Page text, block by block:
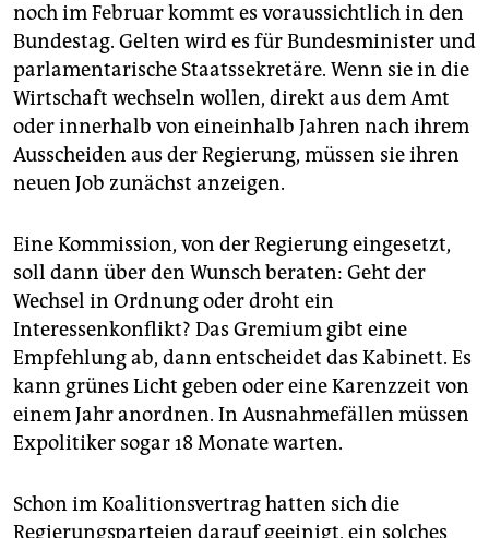
noch im Februar kommt es voraussichtlich in den
Bundestag. Gelten wird es für Bundesminister und
parlamentarische Staatssekretäre. Wenn sie in die
Wirtschaft wechseln wollen, direkt aus dem Amt
oder innerhalb von eineinhalb Jahren nach ihrem
Ausscheiden aus der Regierung, müssen sie ihren
neuen Job zunächst anzeigen.
Eine Kommission, von der Regierung eingesetzt,
soll dann über den Wunsch beraten: Geht der
Wechsel in Ordnung oder droht ein
Interessenkonflikt? Das Gremium gibt eine
Empfehlung ab, dann entscheidet das Kabinett. Es
kann grünes Licht geben oder eine Karenzzeit von
einem Jahr anordnen. In Ausnahmefällen müssen
Expolitiker sogar 18 Monate warten.
Schon im Koalitionsvertrag hatten sich die
Regierungsparteien darauf geeinigt, ein solches